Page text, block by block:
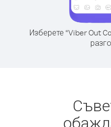
Изберете “Viber Out